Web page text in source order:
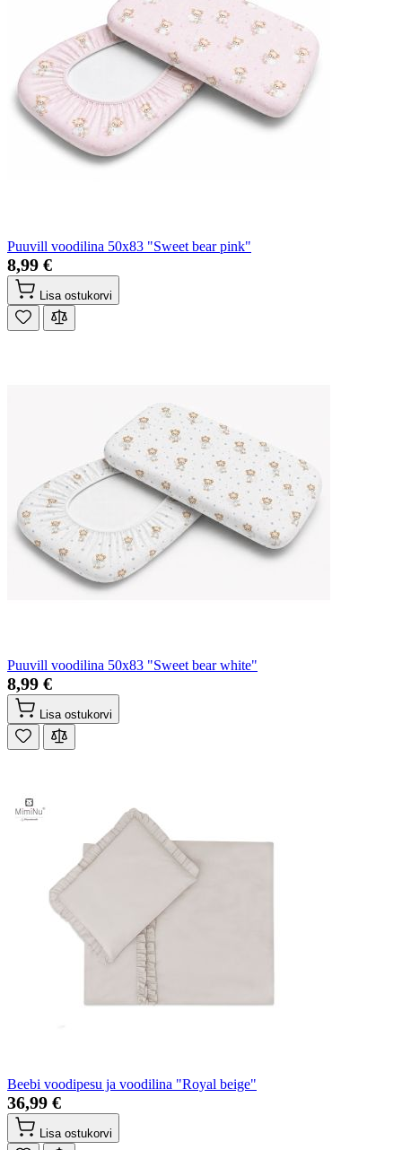
Puuvill voodilina 50x83 "Sweet bear pink"
8,99 €
Lisa ostukorvi
Puuvill voodilina 50x83 "Sweet bear white"
8,99 €
Lisa ostukorvi
Beebi voodipesu ja voodilina "Royal beige"
36,99 €
Lisa ostukorvi